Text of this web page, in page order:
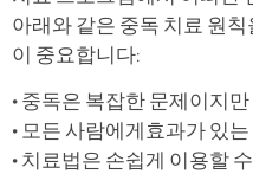
아래와 같은 중독 치료 원
이 중요합니다:
• 중독은 복잡한 문제이지
• 모든 사람에게효과가 있
• 치료법은 손쉽게 이용할